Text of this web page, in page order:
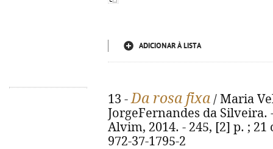
ADICIONAR À LISTA
13 -Da rosa fixa / Maria
JorgeFernandes da Silveira.
Alvim, 2014. - 245, [2] p. ; 21
972-37-1795-2